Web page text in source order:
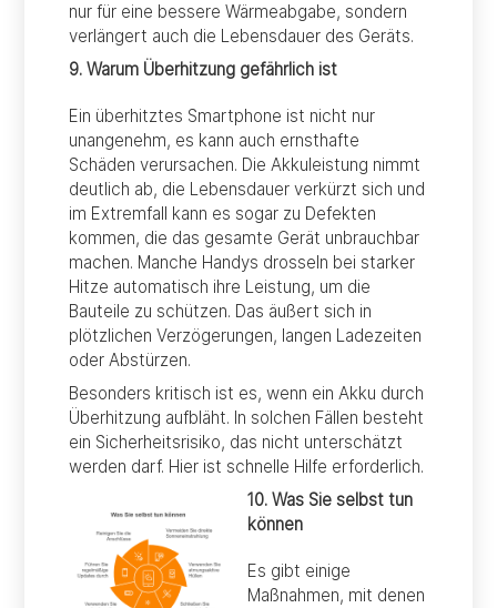
nur für eine bessere Wärmeabgabe, sondern
verlängert auch die Lebensdauer des Geräts.
9. Warum Überhitzung gefährlich ist
Ein überhitztes Smartphone ist nicht nur
unangenehm, es kann auch ernsthafte
Schäden verursachen. Die Akkuleistung nimmt
deutlich ab, die Lebensdauer verkürzt sich und
im Extremfall kann es sogar zu Defekten
kommen, die das gesamte Gerät unbrauchbar
machen. Manche Handys drosseln bei starker
Hitze automatisch ihre Leistung, um die
Bauteile zu schützen. Das äußert sich in
plötzlichen Verzögerungen, langen Ladezeiten
oder Abstürzen.
Besonders kritisch ist es, wenn ein Akku durch
Überhitzung aufbläht. In solchen Fällen besteht
ein Sicherheitsrisiko, das nicht unterschätzt
werden darf. Hier ist schnelle Hilfe erforderlich.
10. Was Sie selbst tun
können
Es gibt einige
Maßnahmen, mit denen